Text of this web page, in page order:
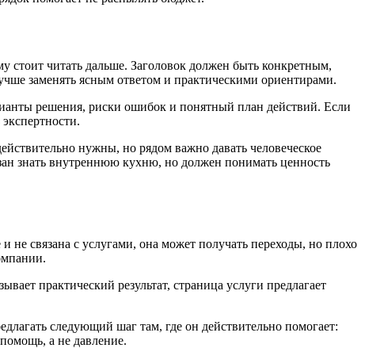
стоит читать дальше. Заголовок должен быть конкретным,
заменять ясным ответом и практическими ориентирами.
решения, риски ошибок и понятный план действий. Если
нужны, но рядом важно давать человеческое
знать внутреннюю кухню, но должен понимать ценность
не связана с услугами, она может получать переходы, но плохо
практический результат, страница услуги предлагает
следующий шаг там, где он действительно помогает:
а не давление.